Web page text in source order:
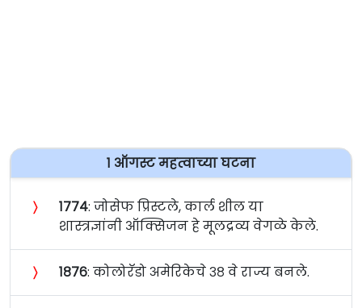
१ ऑगस्ट महत्वाच्या घटना
〉 १७७४: जोसेफ प्रिस्टले, कार्ल शील या
शास्त्रज्ञांनी ऑक्सिजन हे मूलद्रव्य वेगळे केले.
〉 १८७६: कोलोरॅडो अमेरिकेचे ३८ वे राज्य बनले.